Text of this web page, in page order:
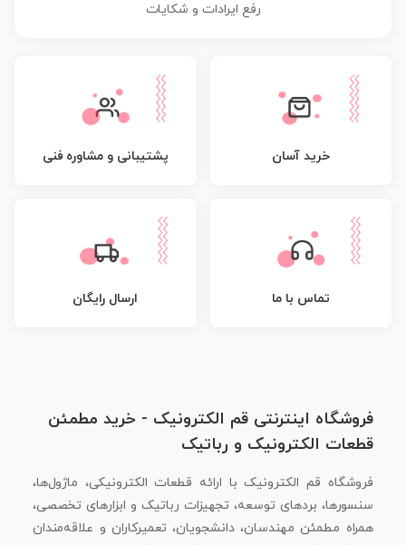
رفع ایرادات و شکایات
خرید آسان پشتیبانی و مشاوره فنی
تماس با ما ارسال رایگان
فروشگاه اینترنتی قم الکترونیک - خرید مطمئن
قطعات الکترونیک و رباتیک
فروشگاه قم الکترونیک با ارائه قطعات الکترونیکی، ماژول‌ها،
سنسورها، بردهای توسعه، تجهیزات رباتیک و ابزارهای تخصصی،
همراه مطمئن مهندسان، دانشجویان، تعمیرکاران و علاقه‌مندان